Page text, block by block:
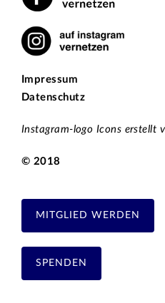
Impressum
Datenschutz
Instagram-logo Icons erstellt
© 2018
MITGLIED WERDEN
SPENDEN